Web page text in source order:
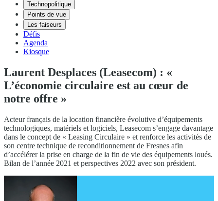
Technopolitique
Points de vue
Les faiseurs
Défis
Agenda
Kiosque
Laurent Desplaces (Leasecom) : «
L’économie circulaire est au cœur de
notre offre »
Acteur français de la location financière évolutive d’équipements
technologiques, matériels et logiciels, Leasecom s’engage davantage
dans le concept de « Leasing Circulaire » et renforce les activités de
son centre technique de reconditionnement de Fresnes afin
d’accélérer la prise en charge de la fin de vie des équipements loués.
Bilan de l’année 2021 et perspectives 2022 avec son président.